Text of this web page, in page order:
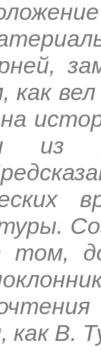
из
том,
как В.